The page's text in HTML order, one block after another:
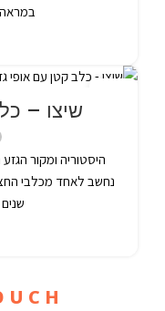
במראה
שיצו –
היסטוריה ומקור
נחשב לאחד מכלבי
שנים
C H